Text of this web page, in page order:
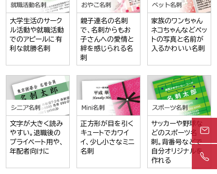
大学生活のサーク
ル活動や就職活動
でのアピールに有
利な就勝名刺
親子連名の名刺
で、名刺からもお
子さんへの愛情と
絆を感じられる名
刺
家族のワンちゃん
ネコちゃんなどペッ
トの写真と名前が
入るかわいい名刺
文字が大きく読み
やすい。退職後の
プライベート用や、
年配者向けに
正方形が目を引く
キュートでカワイ
イ、少し小さなミニ
名刺
サッカーや野球な
どのスポーツ名
刺。背番号などで
自分オリジナルを
作れる